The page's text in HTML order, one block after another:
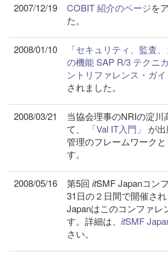
2007/12/19 COBIT 紹介のページを
た。
2008/01/10
「セキュリティ、監査
の機能 SAP R/3 テクニ
ントリファレンス・ガイ
されました。
2008/03/21
当協会理事のNRIの淀川
て、
「Val IT入門」
が
管理のフレームワーク
す。
2008/05/16 第5回 itSMF Japanコン
31日の２日間で開催さ
Japanはこのコンファレ
す。詳細は、 itSMF
さい。